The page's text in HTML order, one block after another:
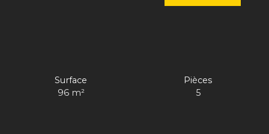
Surface
96 m²
Pièces
5